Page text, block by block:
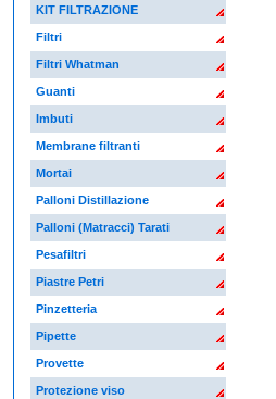
KIT FILTRAZIONE
Filtri
Filtri Whatman
Guanti
Imbuti
Membrane filtranti
Mortai
Palloni Distillazione
Palloni (Matracci) Tarati
Pesafiltri
Piastre Petri
Pinzetteria
Pipette
Provette
Protezione viso